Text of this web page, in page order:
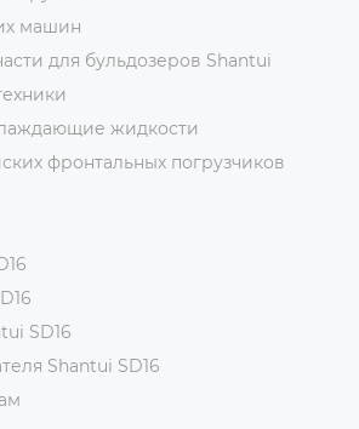
машин
для бульдозеров Shantui
жидкости
фронтальных погрузчиков
SD16
Shantui SD16